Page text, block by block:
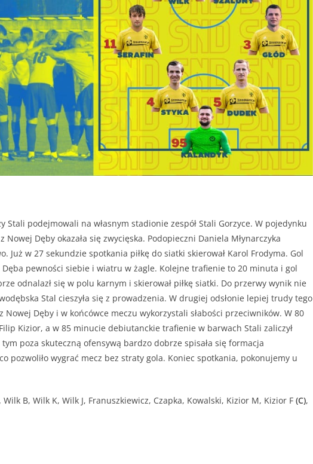
Stali podejmowali na własnym stadionie zespół Stali Gorzyce. W pojedynku
Nowej Dęby okazała się zwycięska. Podopieczni Daniela Młynarczyka
Już w 27 sekundzie spotkania piłkę do siatki skierował Karol Frodyma. Gol
pewności siebie i wiatru w żagle. Kolejne trafienie to 20 minuta i gol
odnalazł się w polu karnym i skierował piłkę siatki. Do przerwy wynik nie
Stal cieszyła się z prowadzenia. W drugiej odsłonie lepiej trudy tego
Dęby i w końcówce meczu wykorzystali słabości przeciwników. W 80
Kizior, a w 85 minucie debiutanckie trafienie w barwach Stali zaliczył
poza skuteczną ofensywą bardzo dobrze spisała się formacja
pozwoliło wygrać mecz bez straty gola. Koniec spotkania, pokonujemy u
Wilk B, Wilk K, Wilk J, Franuszkiewicz, Czapka, Kowalski, Kizior M, Kizior F (C),